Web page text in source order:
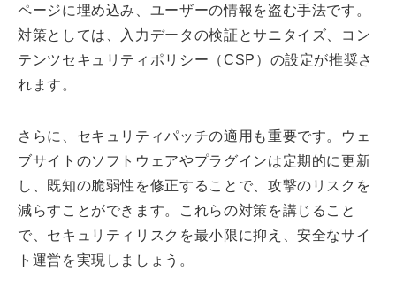
ページに埋め込み、ユーザーの情報を盗む手法です。
対策としては、入力データの検証とサニタイズ、コン
テンツセキュリティポリシー（CSP）の設定が推奨さ
れます。
さらに、セキュリティパッチの適用も重要です。ウェ
ブサイトのソフトウェアやプラグインは定期的に更新
し、既知の脆弱性を修正することで、攻撃のリスクを
減らすことができます。これらの対策を講じること
で、セキュリティリスクを最小限に抑え、安全なサイ
ト運営を実現しましょう。